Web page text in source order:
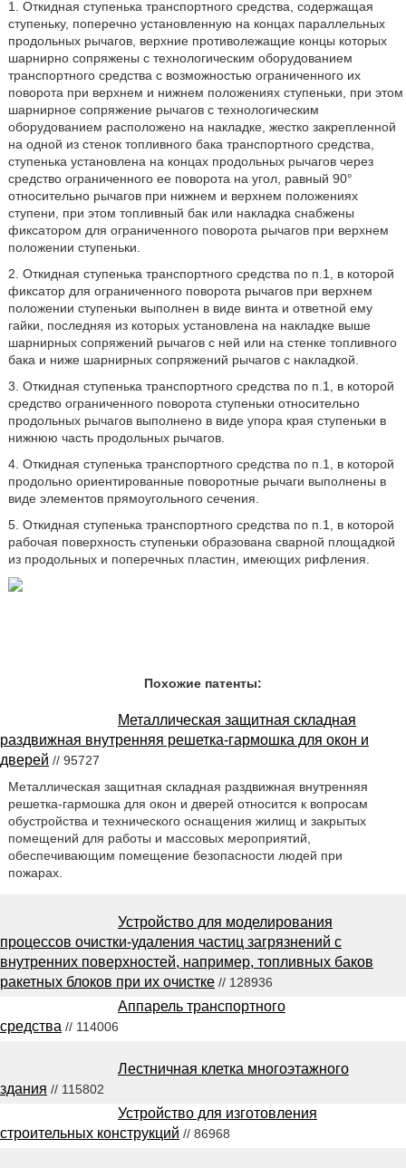
1. Откидная ступенька транспортного средства, содержащая
ступеньку, поперечно установленную на концах параллельных
продольных рычагов, верхние противолежащие концы которых
шарнирно сопряжены с технологическим оборудованием
транспортного средства с возможностью ограниченного их
поворота при верхнем и нижнем положениях ступеньки, при этом
шарнирное сопряжение рычагов с технологическим
оборудованием расположено на накладке, жестко закрепленной
на одной из стенок топливного бака транспортного средства,
ступенька установлена на концах продольных рычагов через
средство ограниченного ее поворота на угол, равный 90°
относительно рычагов при нижнем и верхнем положениях
ступени, при этом топливный бак или накладка снабжены
фиксатором для ограниченного поворота рычагов при верхнем
положении ступеньки.
2. Откидная ступенька транспортного средства по п.1, в которой
фиксатор для ограниченного поворота рычагов при верхнем
положении ступеньки выполнен в виде винта и ответной ему
гайки, последняя из которых установлена на накладке выше
шарнирных сопряжений рычагов с ней или на стенке топливного
бака и ниже шарнирных сопряжений рычагов с накладкой.
3. Откидная ступенька транспортного средства по п.1, в которой
средство ограниченного поворота ступеньки относительно
продольных рычагов выполнено в виде упора края ступеньки в
нижнюю часть продольных рычагов.
4. Откидная ступенька транспортного средства по п.1, в которой
продольно ориентированные поворотные рычаги выполнены в
виде элементов прямоугольного сечения.
5. Откидная ступенька транспортного средства по п.1, в которой
рабочая поверхность ступеньки образована сварной площадкой
из продольных и поперечных пластин, имеющих рифления.
Похожие патенты:
Металлическая защитная складная
раздвижная внутренняя решетка-гармошка для окон и
дверей // 95727
Металлическая защитная складная раздвижная внутренняя
решетка-гармошка для окон и дверей относится к вопросам
обустройства и технического оснащения жилищ и закрытых
помещений для работы и массовых мероприятий,
обеспечивающим помещение безопасности людей при
пожарах.
Устройство для моделирования
процессов очистки-удаления частиц загрязнений с
внутренних поверхностей, например, топливных баков
ракетных блоков при их очистке // 128936
Аппарель транспортного
средства // 114006
Лестничная клетка многоэтажного
здания // 115802
Устройство для изготовления
строительных конструкций // 86968